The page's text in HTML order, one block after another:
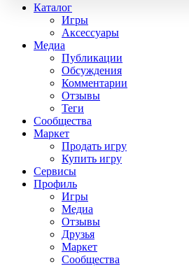
Каталог
Игры
Аксессуары
Медиа
Публикации
Обсуждения
Комментарии
Отзывы
Теги
Сообщества
Маркет
Продать игру
Купить игру
Сервисы
Профиль
Игры
Медиа
Отзывы
Друзья
Маркет
Сообщества